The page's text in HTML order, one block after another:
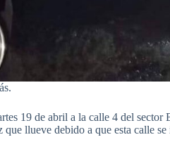
19 de abril a la calle 4 del sector
llueve debido a que esta calle